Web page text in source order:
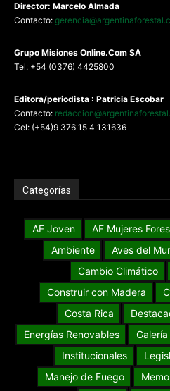
Director: Marcelo Almada
Contacto:
Grupo Misiones Online.Com SA
Tel: +54 (0376) 4425800
Editora/periodista : Patricia Escobar
Contacto:
Cel: (+54)9 376 15 4 131636
Categorías
AF Joven AF Mujeres
Ambiente
Aves del
Cambio Climático
Construir con Madera
Costa Rica
Energías Renovables
Institucionales
Manejo de Fuego